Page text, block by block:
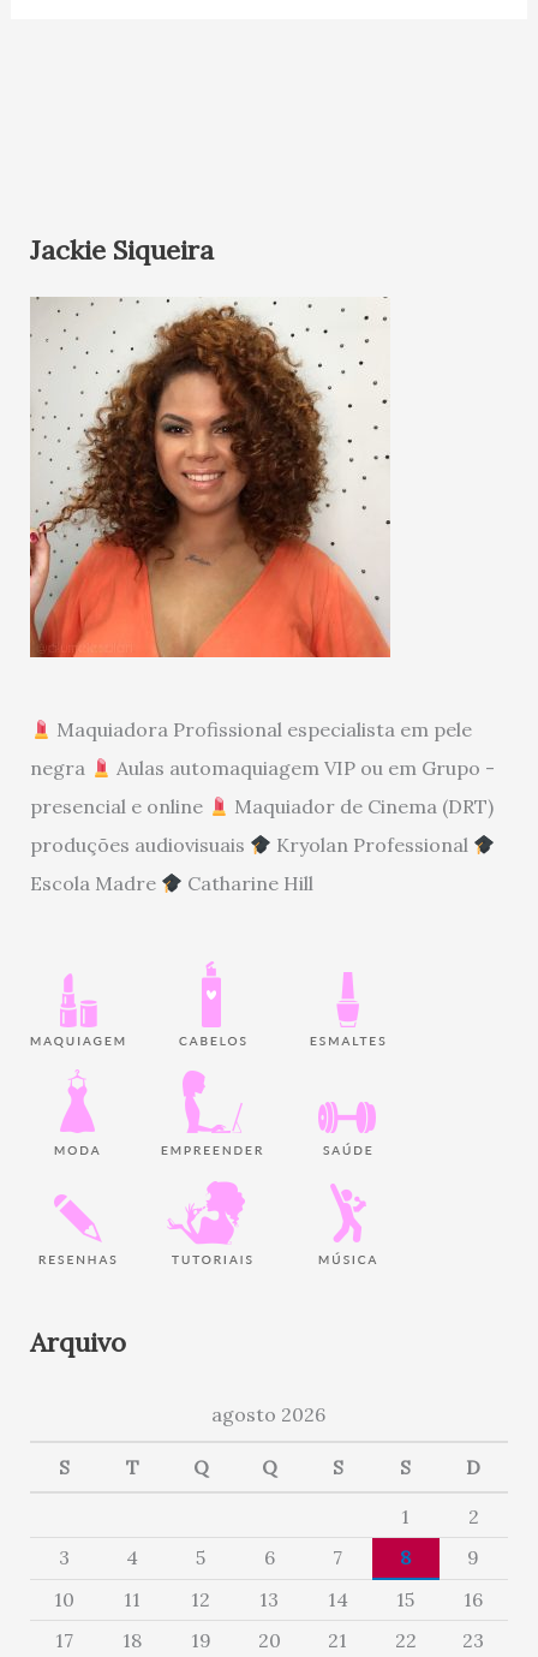
Jackie Siqueira
Maquiadora Profissional especialista em pele
negra
Aulas automaquiagem VIP ou em Grupo -
presencial e online
Maquiador de Cinema (DRT)
produções audiovisuais
Kryolan Professional
Escola Madre
Catharine Hill
Arquivo
agosto 2026
S T Q Q S S D
1
2
3
4 5 6 7 8
9
10
11 12 13 14 15
16
17
18 19 20 21 22
23